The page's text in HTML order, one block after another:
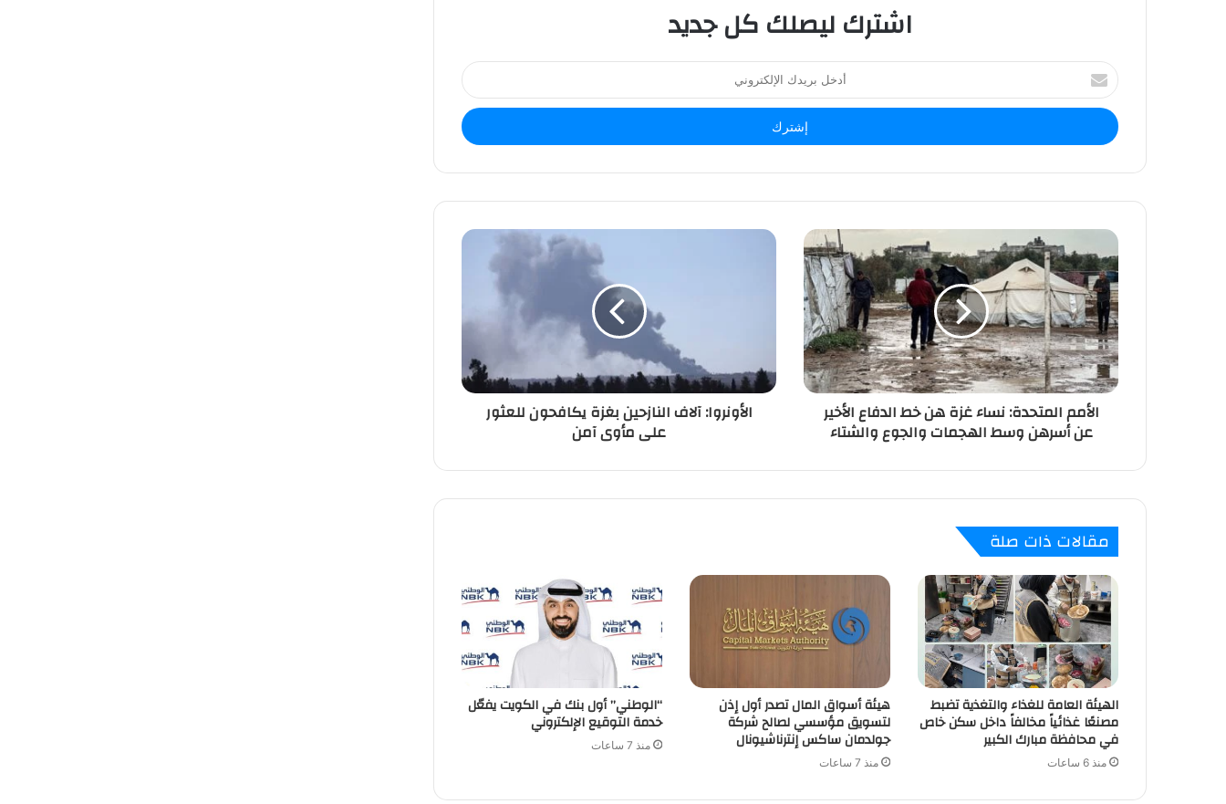
اشترك ليصلك كل جديد
أ
د
خ
ل
د
ا
ل
إ
ل
ك
ت
ر
و
الأمم المتحدة: نساء غزة هن خط الدفاع الأخير
عن أسرهن وسط الهجمات والجوع والشتاء
الأونروا: آلاف النازحين بغزة يكافحون للعثور
على مأوى آمن
مقالات ذات صلة
الهيئة العامة للغذاء والتغذية تضبط
مصنعًا غذائياً مخالفاً داخل سكن خاص
في محافظة مبارك الكبير
منذ 6 ساعات
هيئة أسواق المال تصدر أول إذن
لتسويق مؤسسي لصالح شركة
جولدمان ساكس إنترناشيونال
منذ 7 ساعات
“الوطني” أول بنك في الكويت يفعّل
خدمة التوقيع الإلكتروني
منذ 7 ساعات